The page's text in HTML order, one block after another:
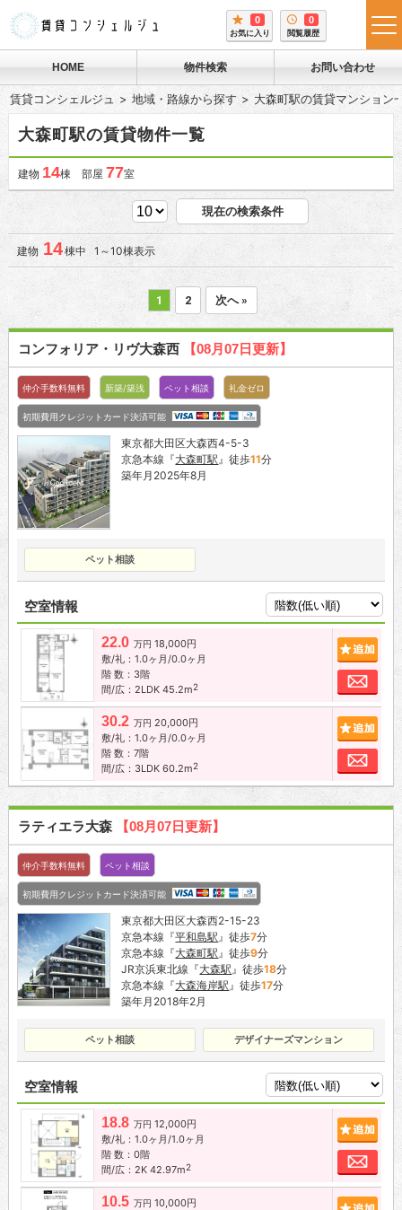
0
お気に入り
0
閲覧履歴
HOME 物件検索 お問い合わせ
賃貸コンシェルジュ 地域・路線から探す 大森町駅の賃貸マンション
大森町駅の賃貸物件一覧
建物 14棟 部屋 77室
現在の検索条件
建物 14棟中 1～10棟表示
1 2 次へ »
コンフォリア・リヴ大森西 【08月07日更新】
仲介手数料無料 新築/築浅 ペット相談 礼金ゼロ
初期費用クレジットカード決済可能
東京都大田区大森西4-5-3
京急本線『大森町駅』徒歩11分
築年月2025年8月
ペット相談
空室情報
22.0 万円 18,000円
敷/礼：1.0ヶ月/0.0ヶ月
階 数：3階
間/広：2LDK 45.2m2
お
30.2 万円 20,000円
敷/礼：1.0ヶ月/0.0ヶ月
階 数：7階
間/広：3LDK 60.2m2
追加
お
ラティエラ大森 【08月07日更新】
仲介手数料無料 ペット相談
初期費用クレジットカード決済可能
東京都大田区大森西2-15-23
京急本線『平和島駅 』徒歩7分
京急本線『大森町駅 』徒歩9分
JR京浜東北線『大森駅 』徒歩18分
京急本線『大森海岸駅 』徒歩17分
築年月2018年2月
ペット相談 デザイナーズマンション
空室情報
18.8 万円 12,000円
敷/礼：1.0ヶ月/1.0ヶ月
階 数：0階
間/広：2K 42.97m2
お
10.5 万円 10,000円